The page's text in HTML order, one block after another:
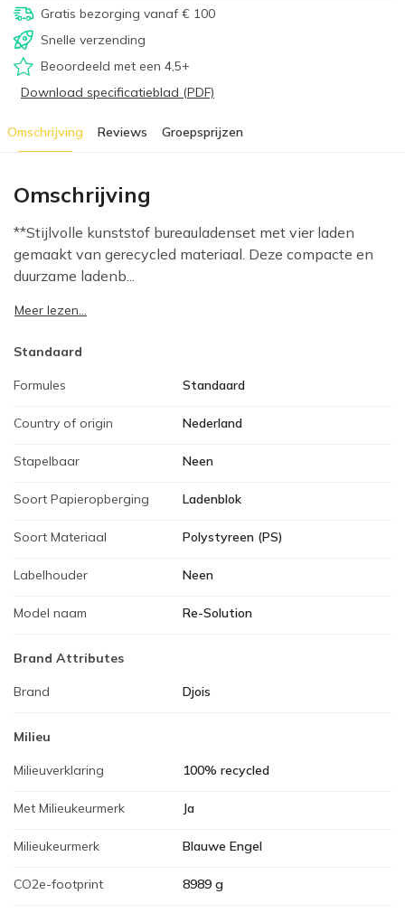
Gratis bezorging vanaf € 100
Snelle verzending
Beoordeeld met een 4,5+
Download specificatieblad (PDF)
Omschrijving Reviews Groepsprijzen
Omschrijving
**Stijlvolle kunststof bureauladenset met vier laden
gemaakt van gerecycled materiaal. Deze compacte en
duurzame ladenb...
Meer lezen...
Standaard
Formules Standaard
Country of origin Nederland
Stapelbaar Neen
Soort Papieropberging Ladenblok
Soort Materiaal Polystyreen (PS)
Labelhouder Neen
Model naam Re-Solution
Brand Attributes
Brand Djois
Milieu
Milieuverklaring 100% recycled
Met Milieukeurmerk Ja
Milieukeurmerk Blauwe Engel
CO2e-footprint 8989 g